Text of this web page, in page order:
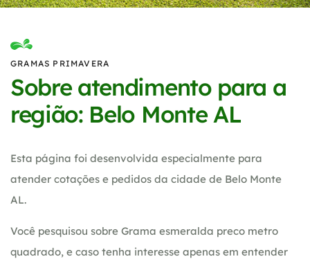
GRAMAS PRIMAVERA
Sobre atendimento para a
região: Belo Monte AL
Esta página foi desenvolvida especialmente para
atender cotações e pedidos da cidade de Belo Monte
AL.
Você pesquisou sobre Grama esmeralda preco metro
quadrado, e caso tenha interesse apenas em entender